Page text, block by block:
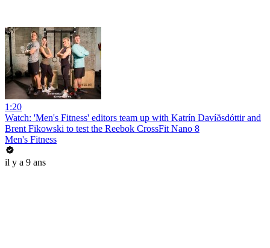
1:20
Watch: 'Men's Fitness' editors team up with Katrín Davíðsdóttir and
Brent Fikowski to test the Reebok CrossFit Nano 8
Men's Fitness
il y a 9 ans